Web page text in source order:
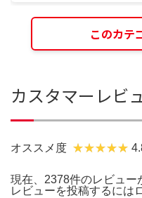
このカテ
カスタマーレビ
オススメ度
現在、2378件のレビュー
レビューを投稿するには